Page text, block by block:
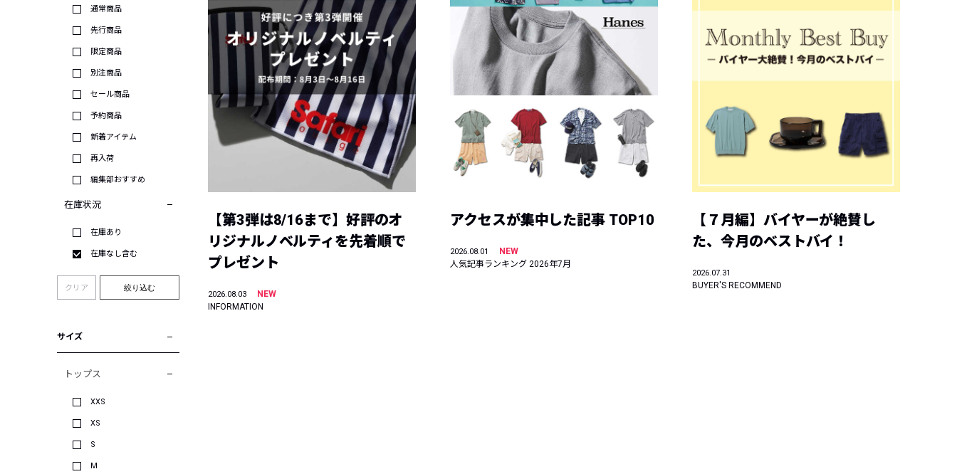
通常商品
先行商品
限定商品
別注商品
セール商品
予約商品
新着アイテム
再入荷
編集部おすすめ
在庫状況
在庫あり
在庫なし含む
クリア 絞り込む
サイズ
トップス
XXS
XS
S
M
【第3弾は8/16まで】好評のオ
リジナルノベルティを先着順で
プレゼント
2026.08.03
NEW
INFORMATION
アクセスが集中した記事 TOP10
2026.08.01
NEW
人気記事ランキング 2026年7月
【７月編】バイヤーが絶賛し
た、今月のベストバイ！
2026.07.31
BUYER'S RECOMMEND